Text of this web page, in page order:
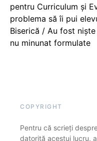
pentru Curriculum și
problema să îi pui
Biserică / Au fost
nu minunat formulate
COPYRIGHT
Pentru că scrieți
datorită acestui lucru,